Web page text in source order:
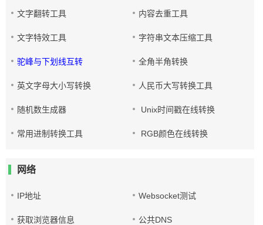
文字翻转工具 内容去重工具
文字特效工具 字符串文本压缩工具
驼峰与下划线互转 全角半角转换
英文字母大小写转换 人民币大写转换工具
随机数生成器 Unix时间戳在线转换
常用进制转换工具 RGB颜色在线转换
网络
IP地址 Websocket测试
获取浏览器信息 公共DNS